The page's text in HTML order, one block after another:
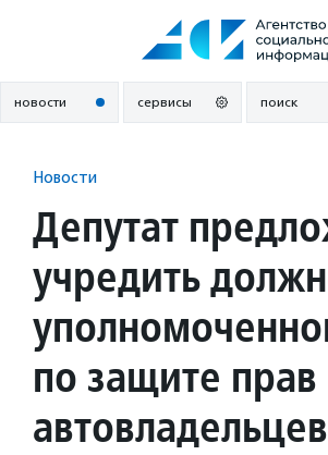
новости сервисы поиск
Новости
Депутат
учредить
по защите прав
автовладельцев